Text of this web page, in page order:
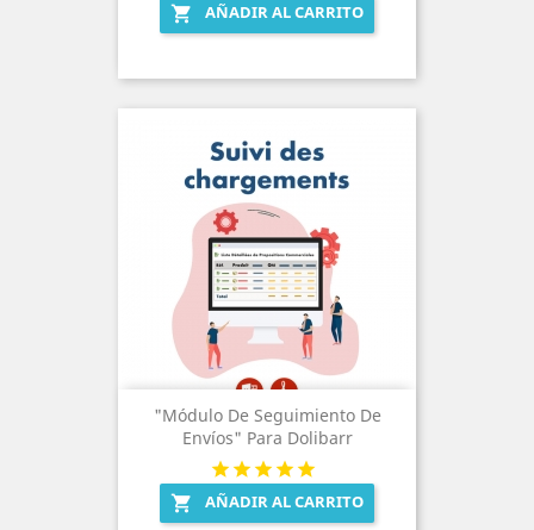
 AÑADIR AL CARRITO
"Módulo De Seguimiento De
Envíos" Para Dolibarr
 AÑADIR AL CARRITO